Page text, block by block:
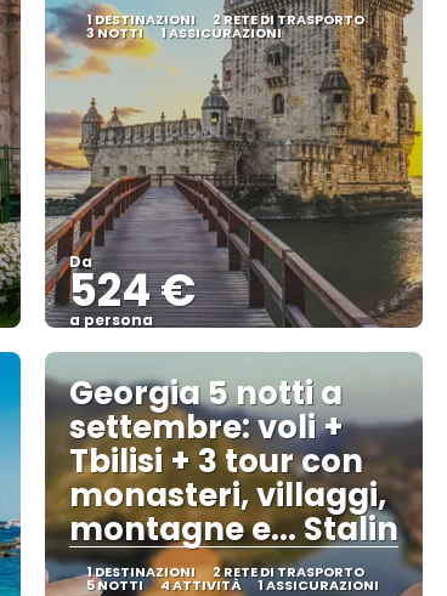
1 DESTINAZIONI 2 RETE DI TRASPORTO
3 NOTTI 1 ASSICURAZIONI
Da
524 €
a persona
Vedere
Georgia 5 notti a
settembre: voli +
Tbilisi + 3 tour con
monasteri, villaggi,
montagne e... Stalin
1 DESTINAZIONI 2 RETE DI TRASPORTO
5 NOTTI 4 ATTIVITÀ 1 ASSICURAZIONI